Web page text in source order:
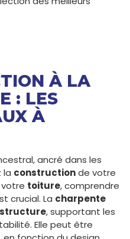
À LA
: LES
À
ancré dans les
la constructionde votre
toiture, comprendre
crucial. La charpente
structure, supportant les
Elle peut être